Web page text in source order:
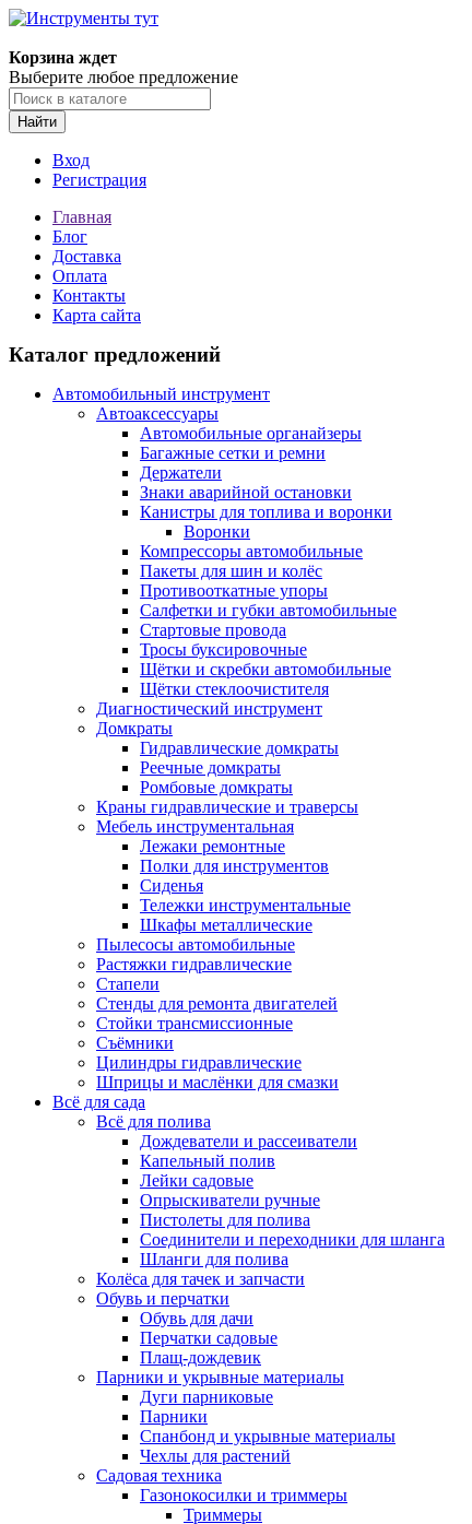
Корзина ждет
Выберите любое предложение
Найти
Вход
Регистрация
Главная
Блог
Доставка
Оплата
Контакты
Карта сайта
Каталог предложений
Автомобильный инструмент
Автоаксессуары
Автомобильные органайзеры
Багажные сетки и ремни
Держатели
Знаки аварийной остановки
Канистры для топлива и воронки
Воронки
Компрессоры автомобильные
Пакеты для шин и колёс
Противооткатные упоры
Салфетки и губки автомобильные
Стартовые провода
Тросы буксировочные
Щётки и скребки автомобильные
Щётки стеклоочистителя
Диагностический инструмент
Домкраты
Гидравлические домкраты
Реечные домкраты
Ромбовые домкраты
Краны гидравлические и траверсы
Мебель инструментальная
Лежаки ремонтные
Полки для инструментов
Сиденья
Тележки инструментальные
Шкафы металлические
Пылесосы автомобильные
Растяжки гидравлические
Стапели
Стенды для ремонта двигателей
Стойки трансмиссионные
Съёмники
Цилиндры гидравлические
Шприцы и маслёнки для смазки
Всё для сада
Всё для полива
Дождеватели и рассеиватели
Капельный полив
Лейки садовые
Опрыскиватели ручные
Пистолеты для полива
Соединители и переходники для шланга
Шланги для полива
Колёса для тачек и запчасти
Обувь и перчатки
Обувь для дачи
Перчатки садовые
Плащ-дождевик
Парники и укрывные материалы
Дуги парниковые
Парники
Спанбонд и укрывные материалы
Чехлы для растений
Садовая техника
Газонокосилки и триммеры
Триммеры